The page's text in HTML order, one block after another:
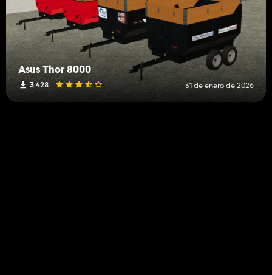
Asus Thor 8000
3 428 31 de enero de 2026